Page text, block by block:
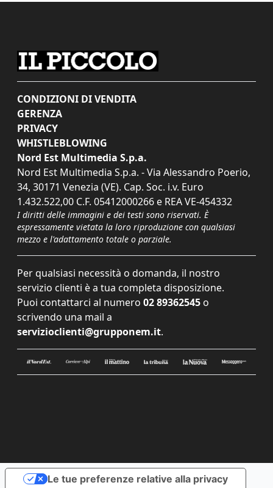
CONDIZIONI DI VENDITA
GERENZA
PRIVACY
WHISTLEBLOWING
Nord Est Multimedia S.p.a.
Nord Est Multimedia S.p.a. - Via Alessandro Poerio,
34, 30171 Venezia (VE). Cap. Soc. i.v. Euro
1.432.522,00 C.F. 05412000266 e REA VE-454332
I diritti delle immagini e dei testi sono riservati. È
espressamente vietata la loro riproduzione con qualsiasi
mezzo e l'adattamento totale o parziale.
Per qualsiasi necessità o domanda, il nostro
servizio clienti è a tua completa disposizione.
Puoi contattarci al numero 02 89362545 o
scrivendo una mail a
servizioclienti@grupponem.it.
Le tue preferenze relative alla privacy